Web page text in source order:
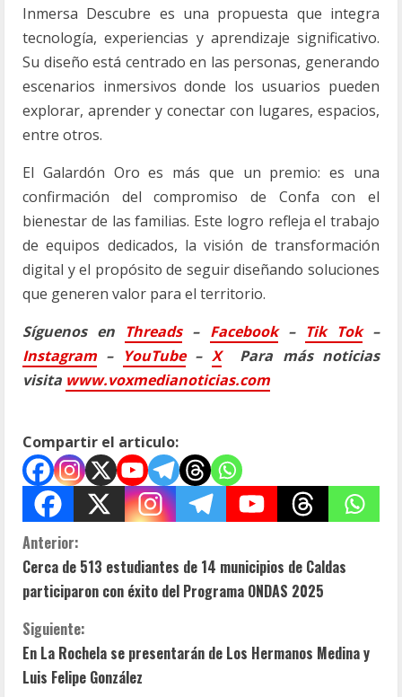
Inmersa Descubre es una propuesta que integra
tecnología, experiencias y aprendizaje significativo.
Su diseño está centrado en las personas, generando
escenarios inmersivos donde los usuarios pueden
explorar, aprender y conectar con lugares, espacios,
entre otros.
El Galardón Oro es más que un premio: es una
confirmación del compromiso de Confa con el
bienestar de las familias. Este logro refleja el trabajo
de equipos dedicados, la visión de transformación
digital y el propósito de seguir diseñando soluciones
que generen valor para el territorio.
Síguenos en Threads– Facebook– Tik Tok–
Instagram – YouTube– XPara más noticias
visita www.voxmedianoticias.com
Compartir el articulo:
S
i
g
u
Anterior:
Cerca de 513 estudiantes de 14 municipios de Caldas
participaron con éxito del Programa ONDAS 2025
Siguiente:
En La Rochela se presentarán de Los Hermanos Medina y
Luis Felipe González